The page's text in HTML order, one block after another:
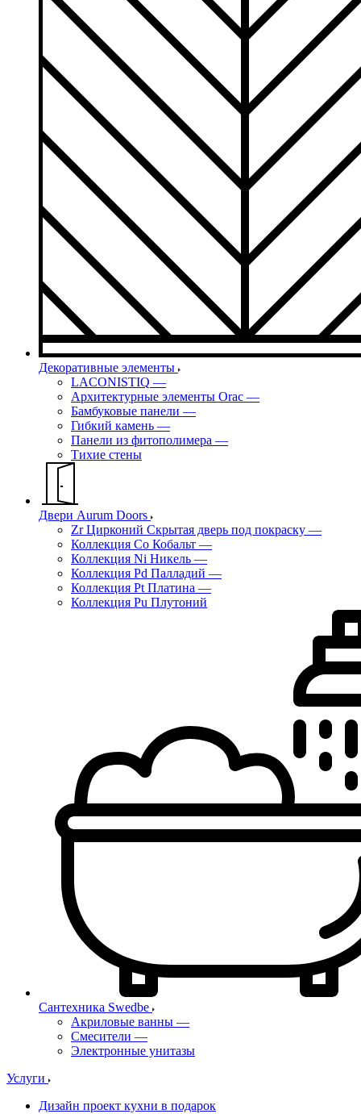
Декоративные элементы
LACONISTIQ —
Архитектурные элементы Orac —
Бамбуковые панели —
Гибкий камень —
Панели из фитополимера —
Тихие стены
Двери Aurum Doors
Zr Цирконий Скрытая дверь под покраску —
Коллекция Co Кобальт —
Коллекция Ni Никель —
Коллекция Pd Палладий —
Коллекция Pt Платина —
Коллекция Pu Плутоний
Сантехника Swedbe
Акриловые ванны —
Смесители —
Электронные унитазы
Услуги
Дизайн проект кухни в подарок